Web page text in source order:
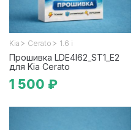
Kia > Cerato > 1.6 i
Прошивка LDE4I62_ST1_E2
для Kia Cerato
1 500 ₽